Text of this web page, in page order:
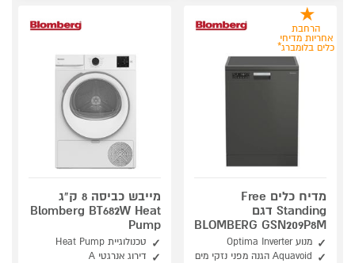
הרחבת
אחריות מדיחי
כלים בלומברג*
מדיח כלים Free
Standing דגם
BLOMBERG GSN209P8M
מנוע Optima Inverter
Aquavoid הגנה מפני נזקי מים
מייבש כביסה 8 ק"ג
Blomberg BT682W Heat
Pump
טכנולוגיית Heat Pump
דירוג אנרגטי A